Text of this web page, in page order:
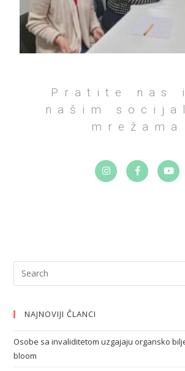
Pratite nas
našim
mrežama
NAJNOVIJI ČLANCI
Osobe sa invaliditetom uzgajaju organsko
bloom